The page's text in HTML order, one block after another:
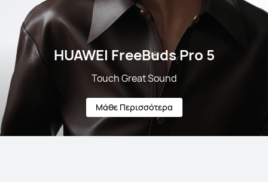
HUAWEI FreeBuds Pro 5
Touch Great Sound
Μάθε Περισσότερα